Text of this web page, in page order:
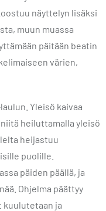
näyttelyn lisäksi
muun muassa
päitään beatin
värien,
Yleisö kaivaa
heiluttamalla yleisö
heijastuu
puolille.
päiden päällä, ja
Ohjelma päättyy
kuulutetaan ja